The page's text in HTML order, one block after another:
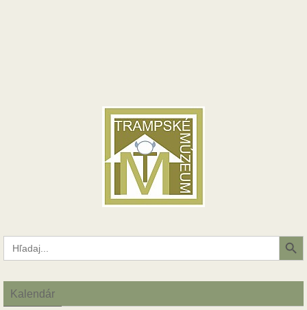
Search
for:
Search Button
Kalendár